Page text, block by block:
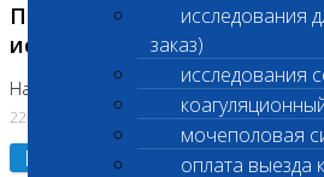
исследования
заказ)
исследования
мочеполовая
оплата выезда
Приостановлено
исследований
На Нагорной. Код ( 123,310,309)
22.07.2026
Подробнее